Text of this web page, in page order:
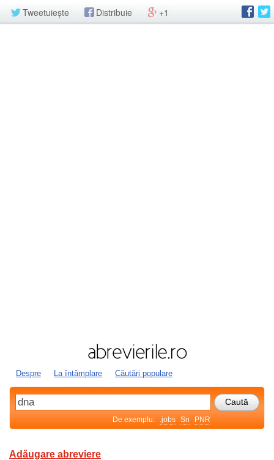
Tweetuiește Distribuie +1
Despre La întâmplare Căutări populare
De exemplu: .jobs Sn PNR
Adăugare abreviere